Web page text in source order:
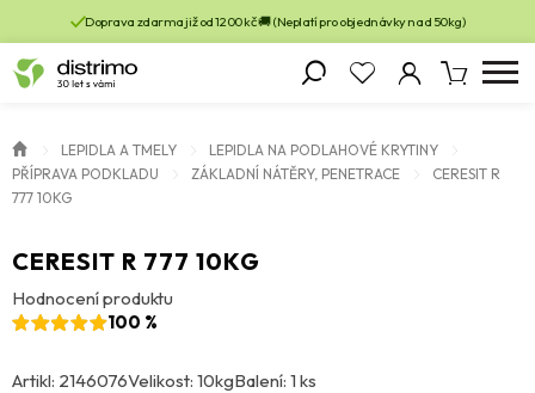
Doprava zdarma již od 1200 kč 🚚 (Neplatí pro objednávky nad 50kg)
LEPIDLA A TMELY
LEPIDLA NA PODLAHOVÉ KRYTINY
PŘÍPRAVA PODKLADU
ZÁKLADNÍ NÁTĚRY, PENETRACE
CERESIT R
777 10KG
CERESIT R 777 10KG
Hodnocení produktu
100 %
Artikl: 2146076Velikost: 10kgBalení: 1 ks